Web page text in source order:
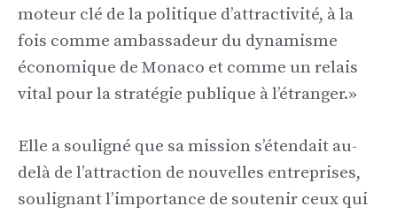
moteur clé de la politique d’attractivité, à la
fois comme ambassadeur du dynamisme
économique de Monaco et comme un relais
vital pour la stratégie publique à l’étranger.»
Elle a souligné que sa mission s’étendait au-
delà de l’attraction de nouvelles entreprises,
soulignant l’importance de soutenir ceux qui